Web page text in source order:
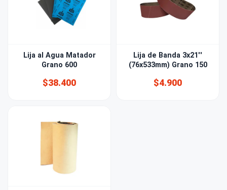
Lija al Agua Matador
Grano 600
$38.400
Lija de Banda 3x21''
(76x533mm) Grano 150
$4.900